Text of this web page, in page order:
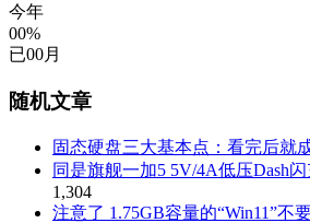
今年
00%
已00月
随机文章
固态硬盘三大基本点：看完后就
同是旗舰一加5 5V/4A低压Dash
1,304
注意了 1.75GB容量的“Win11”不